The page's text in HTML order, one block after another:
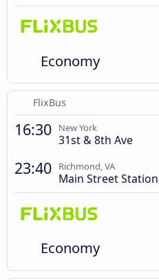
Economy
FlixBus
16:30 New York
31st & 8th Ave
23:40 Richmond, VA
Main Street Station
Economy